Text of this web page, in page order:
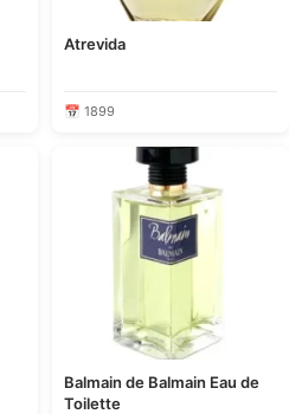
Atrevida
📅 1899
Balmain de Balmain Eau de
Toilette